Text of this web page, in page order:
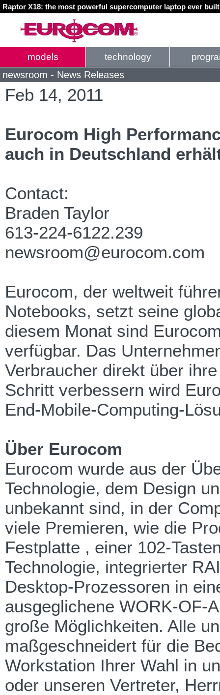
Raptor X18: the most powerful supercomputer laptop ever
models technology
newsroom - News Releases
Feb 14, 2011
Eurocom High
auch in Deutschland
Contact:
Braden Taylor
613-224-6122.239
newsroom@eurocom.com
Eurocom, der weltweit
Notebooks, setzt seine
diesem Monat sind
verfügbar. Das
Verbraucher direkt über
Schritt verbessern wird
End-Mobile-Computing-
Über Eurocom
Eurocom wurde aus der
Technologie, dem Design
unbekannt sind, in der
viele Premieren, wie die
Festplatte , einer 102-
Technologie, integrierter
Desktop-Prozessoren in
ausgeglichene WORK-OF-
große Möglichkeiten. Alle
maßgeschneidert für die
Workstation Ihrer Wahl in
oder unseren Vertreter,